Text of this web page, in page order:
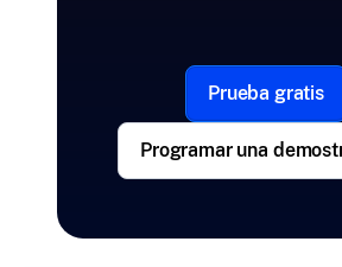
Prueba gratis
Programar una